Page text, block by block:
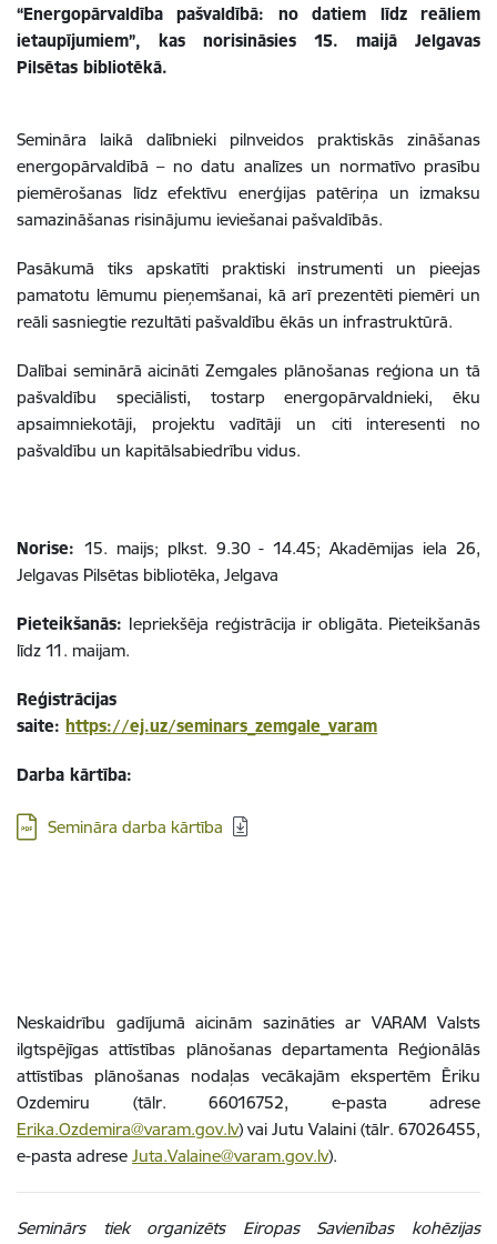
“Energopārvaldība pašvaldībā: no datiem līdz reāliem
ietaupījumiem”, kas norisināsies 15. maijā Jelgavas
Pilsētas bibliotēkā.
Semināra laikā dalībnieki pilnveidos praktiskās zināšanas
energopārvaldībā – no datu analīzes un normatīvo prasību
piemērošanas līdz efektīvu enerģijas patēriņa un izmaksu
samazināšanas risinājumu ieviešanai pašvaldībās.
Pasākumā tiks apskatīti praktiski instrumenti un pieejas
pamatotu lēmumu pieņemšanai, kā arī prezentēti piemēri un
reāli sasniegtie rezultāti pašvaldību ēkās un infrastruktūrā.
Dalībai seminārā aicināti Zemgales plānošanas reģiona un tā
pašvaldību speciālisti, tostarp energopārvaldnieki, ēku
apsaimniekotāji, projektu vadītāji un citi interesenti no
pašvaldību un kapitālsabiedrību vidus.
Norise: 15. maijs; plkst. 9.30 - 14.45; Akadēmijas iela 26,
Jelgavas Pilsētas bibliotēka, Jelgava
Pieteikšanās: Iepriekšēja reģistrācija ir obligāta. Pieteikšanās
līdz 11. maijam.
Reģistrācijas
saite: https://ej.uz/seminars_zemgale_varam
Darba kārtība:
Lejupielādēt:
Semināra darba kārtība
Neskaidrību gadījumā aicinām sazināties ar VARAM Valsts
ilgtspējīgas attīstības plānošanas departamenta Reģionālās
attīstības plānošanas nodaļas vecākajām ekspertēm Ēriku
Ozdemiru (tālr. 66016752, e-pasta adrese
Erika.Ozdemira@varam.gov.lv) vai Jutu Valaini (tālr. 67026455,
e-pasta adrese Juta.Valaine@varam.gov.lv).
Seminārs tiek organizēts Eiropas Savienības kohēzijas